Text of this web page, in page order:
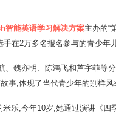
智能英语学习解决方案主办的“
在2万多名报名参与的青少年
、魏亦明、陈鸿飞和芦宇菲等
事,体现了当代青少年的别样风
米乐,今年10岁,她通过演讲《